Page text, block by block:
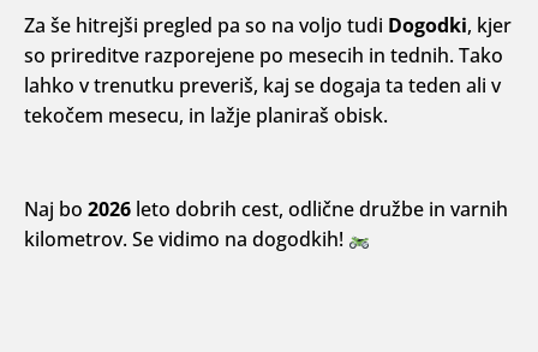
Za še hitrejši pregled pa so na voljo tudi Dogodki, kjer
so prireditve razporejene po mesecih in tednih. Tako
lahko v trenutku preveriš, kaj se dogaja ta teden ali v
tekočem mesecu, in lažje planiraš obisk.
Naj bo 2026 leto dobrih cest, odlične družbe in varnih
kilometrov. Se vidimo na dogodkih!